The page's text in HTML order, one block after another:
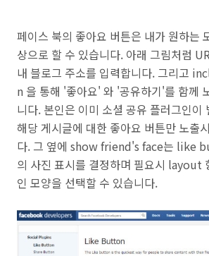
페이스 북의 좋아요 버튼은 내가 원하는
상으로 할 수 있습니다. 아래 그림처럼
내 블로그 주소를 입력합니다. 그리고
n 을 통해 '좋아요' 와 '공유하기'를 함께
니다. 본인은 이미 소셜 공유 플러그인이
해당 게시글에 대한 좋아요 버튼만 노출
다. 그 옆에 show friend's face는 like
의 사진 표시를 결정하며 필요시 layout
인 모양을 선택할 수 있습니다.